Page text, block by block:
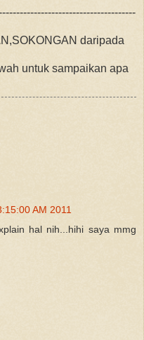
daripada
untuk sampaikan apa
AM 2011
hal nih...hihi saya mmg